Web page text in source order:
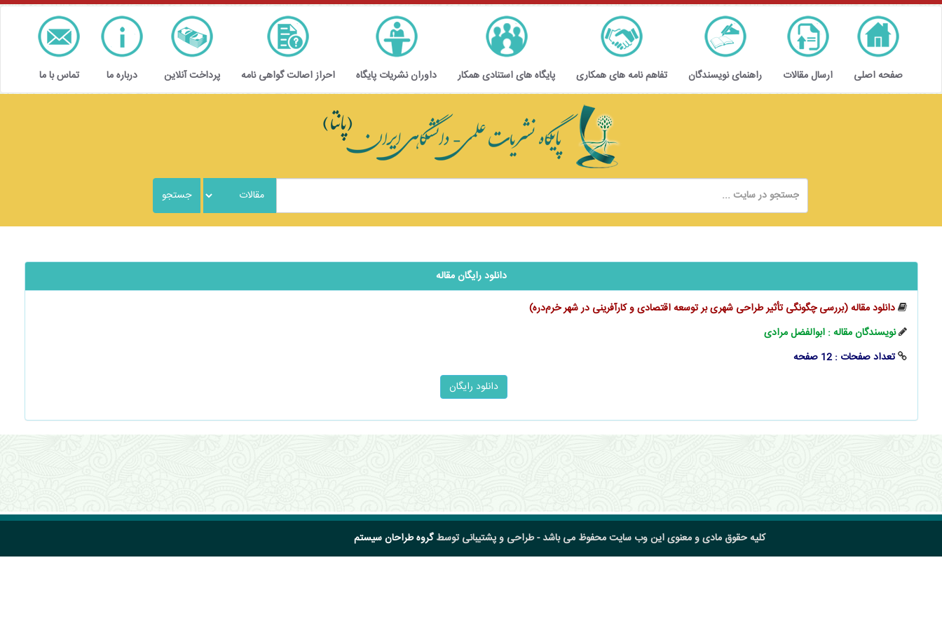
صفحه اصلی ارسال مقالات راهنمای نویسندگان تفاهم نامه های همکاری پایگاه های استنادی همکار داوران نشریات پایگاه احراز اصالت گواهی نامه پرداخت آنلاین درباره ما تماس با ما
دانلود رایگان مقاله
دانلود مقاله (بررسی چگونگی تأثیر طراحی شهری بر توسعه اقتصادی و کارآفرینی در شهر خرم‌دره)
نویسندگان مقاله : ابوالفضل مرادی
تعداد صفحات : 12 صفحه
کلیه حقوق مادی و معنوی این وب سایت محفوظ می باشد - طراحی و پشتیبانی توسطگروه طراحان سیستم